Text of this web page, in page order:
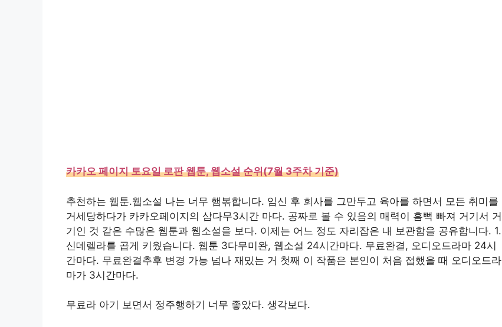
카카오 페이지 토요일 로판 웹툰, 웹소설 순위(7월 3주차 기준)
추천하는 웹툰.웹소설 나는 너무 햄볶합니다. 임신 후 회사를 그만두고 육아를 하면서 모든 취미를
거세당하다가 카카오페이지의 삼다무3시간 마다. 공짜로 볼 수 있음의 매력이 흠뻑 빠져 거기서 거
기인 것 같은 수많은 웹툰과 웹소설을 보다. 이제는 어느 정도 자리잡은 내 보관함을 공유합니다. 1.
신데렐라를 곱게 키웠습니다. 웹툰 3다무미완, 웹소설 24시간마다. 무료완결, 오디오드라마 24시
간마다. 무료완결추후 변경 가능 넘나 재밌는 거 첫째 이 작품은 본인이 처음 접했을 때 오디오드라
마가 3시간마다.
무료라 아기 보면서 정주행하기 너무 좋았다. 생각보다.